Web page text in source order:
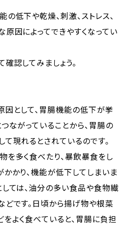
低下や乾燥、刺激、ストレス、
因によってできやすくなってい
認してみましょう。
因として、胃腸機能の低下が挙
ながっていることから、胃腸の
現れるとされているのです。
多く食べたり、暴飲暴食をし
かり、機能が低下してしまいま
ては、油分の多い食品や食物繊
です。日頃から揚げ物や根菜
よく食べていると、胃腸に負担